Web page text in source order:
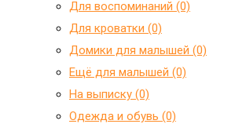
Для воспоминаний (0)
Для кроватки (0)
Домики для малышей (0)
Ещё для малышей (0)
На выписку (0)
Одежда и обувь (0)